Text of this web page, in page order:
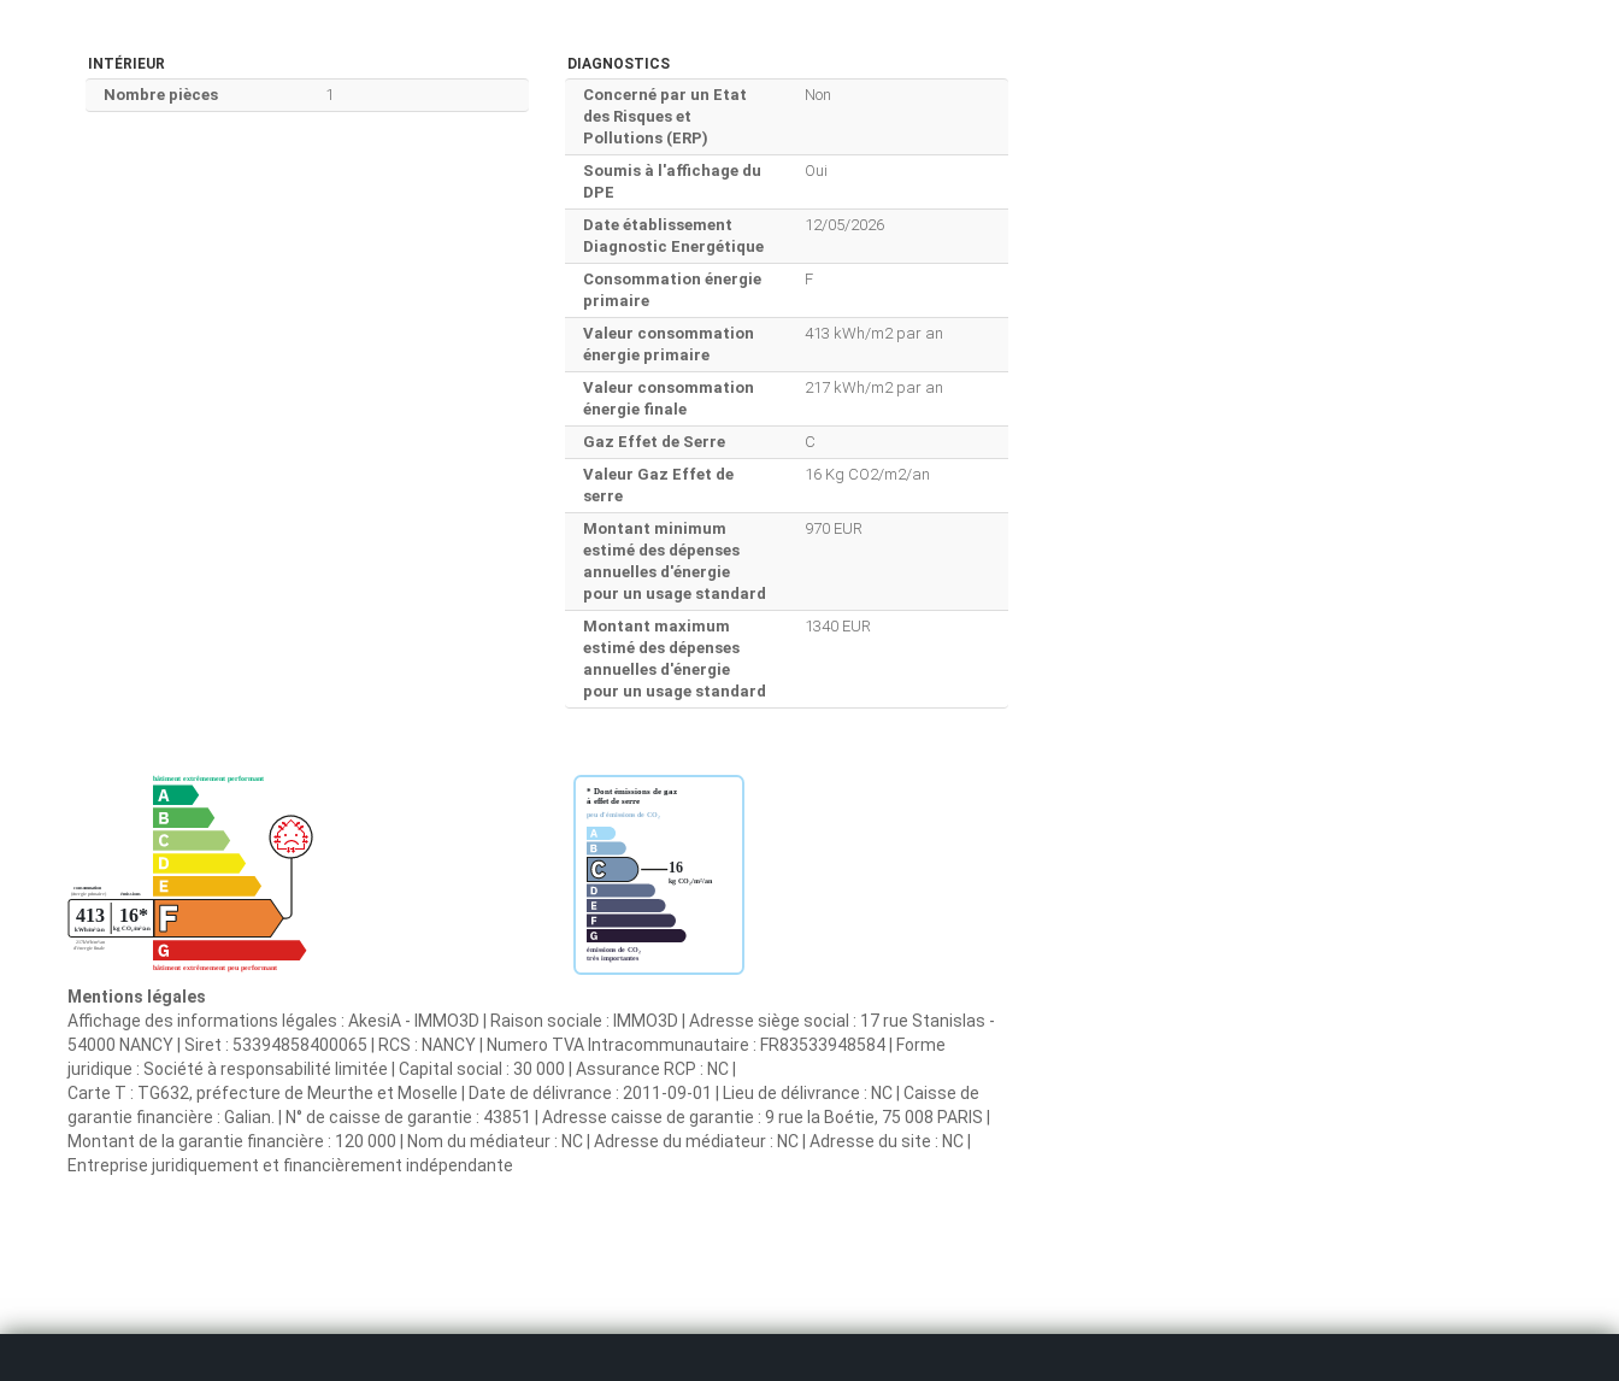
INTÉRIEUR
Nombre pièces 1
DIAGNOSTICS
Concerné par un Etat
des Risques et
Pollutions (ERP)
Non
Soumis à l'affichage du
DPE
Oui
Date établissement
Diagnostic Energétique
12/05/2026
Consommation énergie
primaire
F
Valeur consommation
énergie primaire
413 kWh/m2 par an
Valeur consommation
énergie finale
217 kWh/m2 par an
Gaz Effet de Serre
C
Valeur Gaz Effet de
serre
16 Kg CO2/m2/an
Montant minimum
estimé des dépenses
annuelles d'énergie
pour un usage standard
970 EUR
Montant maximum
estimé des dépenses
annuelles d'énergie
pour un usage standard
1340 EUR
Mentions légales
Affichage des informations légales : AkesiA - IMMO3D | Raison sociale : IMMO3D | Adresse siège social : 17 rue Stanislas -
54000 NANCY | Siret : 53394858400065 | RCS : NANCY | Numero TVA Intracommunautaire : FR83533948584 | Forme
juridique : Société à responsabilité limitée | Capital social : 30 000 | Assurance RCP : NC |
Carte T : TG632, préfecture de Meurthe et Moselle | Date de délivrance : 2011-09-01 | Lieu de délivrance : NC | Caisse de
garantie financière : Galian. | N° de caisse de garantie : 43851 | Adresse caisse de garantie : 9 rue la Boétie, 75 008 PARIS |
Montant de la garantie financière : 120 000 | Nom du médiateur : NC | Adresse du médiateur : NC | Adresse du site : NC |
Entreprise juridiquement et financièrement indépendante